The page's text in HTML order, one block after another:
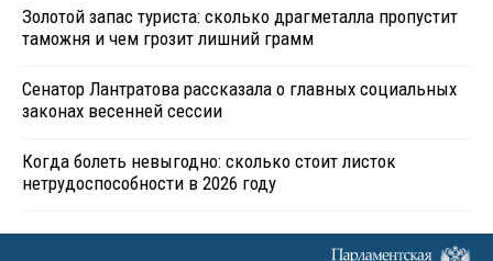
Золотой запас туриста: сколько драгметалла пропустит
таможня и чем грозит лишний грамм
Сенатор Лантратова рассказала о главных социальных
законах весенней сессии
Когда болеть невыгодно: сколько стоит листок
нетрудоспособности в 2026 году